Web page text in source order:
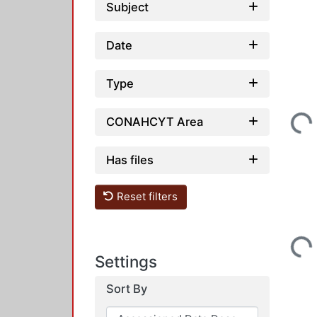
Subject
Date
Type
CONAHCYT Area
Has files
Reset filters
Settings
Sort By
Loading...
Loading...